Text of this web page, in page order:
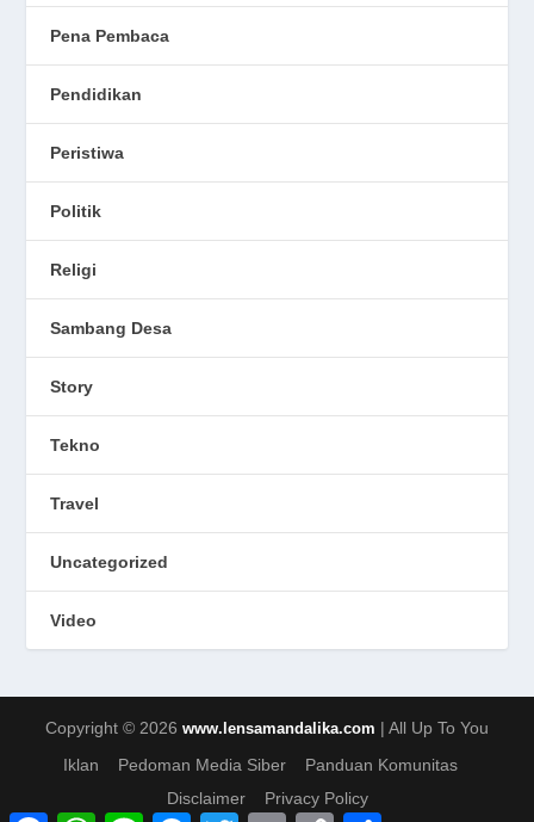
Pena Pembaca
Pendidikan
Peristiwa
Politik
Religi
Sambang Desa
Story
Tekno
Travel
Uncategorized
Video
Copyright © 2026 www.lensamandalika.com | All Up To You
Iklan
Pedoman Media Siber
Panduan Komunitas
Disclaimer
Privacy Policy